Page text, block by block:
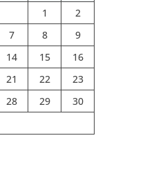
1
2
7 8
9
14 15
16
21 22
23
28 29
30